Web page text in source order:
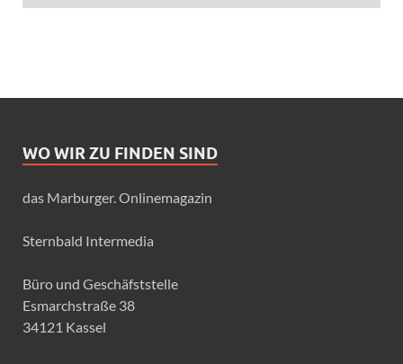
WO WIR ZU FINDEN SIND
das Marburger. Onlinemagazin
Sternbald Intermedia
Büro und Geschäfststelle
Esmarchstraße 38
34121 Kassel